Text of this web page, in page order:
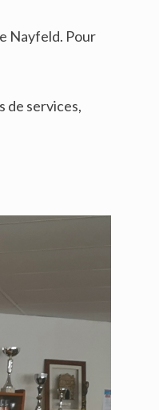
Nayfeld. Pour
de services,